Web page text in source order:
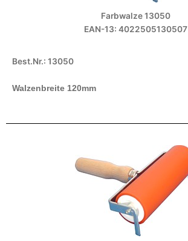
Farbwalze 13050
EAN-13: 4022505130507
Best.Nr.: 13050
Walzenbreite 120mm